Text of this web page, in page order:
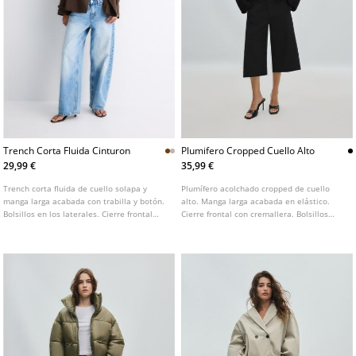
Trench Corta Fluida Cinturon
29,99 €
Trench corta fluida de cuello solapa y
manga larga acabada con trabilla y botón.
Bolsillos en los laterales. Cierre frontal
Plumifero Cropped Cuello Alto
35,99 €
Plumífero acolchado cropped de cuello
alto. Manga larga acabada en elástico.
Cierre frontal con cremallera. Bolsillos